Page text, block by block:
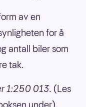
av en
for å
antall biler som
tak.
1:250 013. (Les